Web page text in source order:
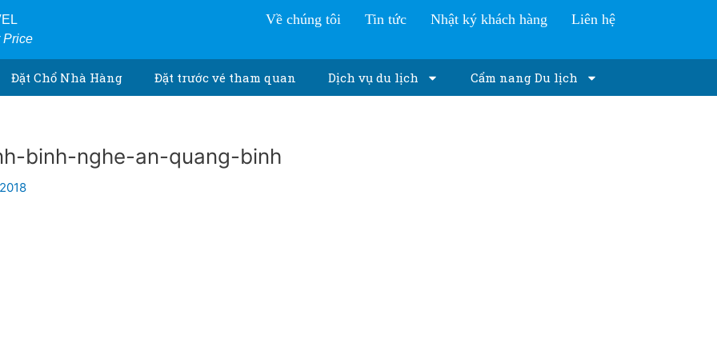
Price
Về chúng tôi Tin tức Nhật ký khách hàng Liên hệ
Đặt Chổ Nhà Hàng Đặt trước vé tham quan Dịch vụ du lịch Cẩm nang Du lịch
binh-nghe-an-quang-binh